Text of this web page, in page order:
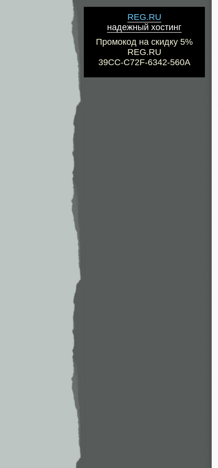
REG.RU
надежный хостинг
Промокод на скидку 5%
REG.RU
39CC-C72F-6342-560A